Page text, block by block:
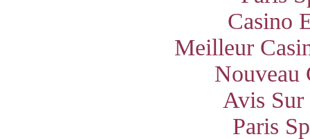
Casino
Meilleur
Nouveau
Avis Sur
Paris